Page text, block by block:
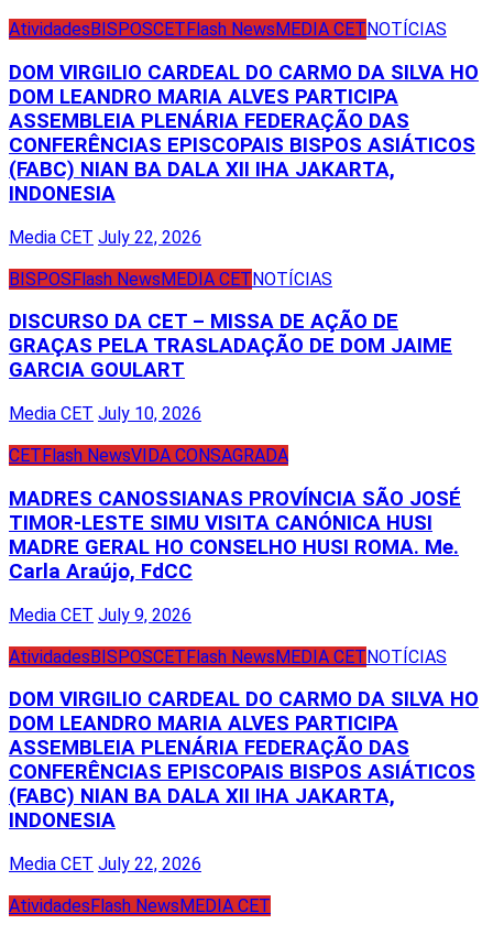
Atividades BISPOSCET Flash News MEDIA CET NOTÍCIAS
DOM VIRGILIO CARDEAL DO CARMO DA SILVA HO
DOM LEANDRO MARIA ALVES PARTICIPA
ASSEMBLEIA PLENÁRIA FEDERAÇÃO DAS
CONFERÊNCIAS EPISCOPAIS BISPOS ASIÁTICOS
(FABC) NIAN BA DALA XII IHA JAKARTA,
INDONESIA
Media CET July 22, 2026
BISPOSFlash NewsMEDIA CETNOTÍCIAS
DISCURSO DA CET – MISSA DE AÇÃO DE
GRAÇAS PELA TRASLADAÇÃO DE DOM JAIME
GARCIA GOULART
Media CET July 10, 2026
CET Flash NewsVIDA CONSAGRADA
MADRES CANOSSIANAS PROVÍNCIA SÃO JOSÉ
TIMOR-LESTE SIMU VISITA CANÓNICA HUSI
MADRE GERAL HO CONSELHO HUSI ROMA. Me.
Carla Araújo, FdCC
Media CET July 9, 2026
AtividadesBISPOSCETFlash NewsMEDIA CETNOTÍCIAS
DOM VIRGILIO CARDEAL DO CARMO DA SILVA HO
DOM LEANDRO MARIA ALVES PARTICIPA
ASSEMBLEIA PLENÁRIA FEDERAÇÃO DAS
CONFERÊNCIAS EPISCOPAIS BISPOS ASIÁTICOS
(FABC) NIAN BA DALA XII IHA JAKARTA,
INDONESIA
Media CET July 22, 2026
AtividadesFlash NewsMEDIA CET